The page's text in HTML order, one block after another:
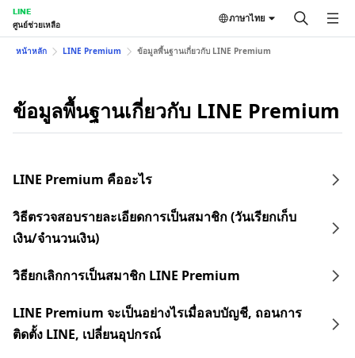
LINE
ศูนย์ช่วยเหลือ
ภาษาไทย
หน้าหลัก LINE Premium ข้อมูลพื้นฐานเกี่ยวกับ LINE Premium
ข้อมูลพื้นฐานเกี่ยวกับ LINE Premium
LINE Premium คืออะไร
วิธีตรวจสอบรายละเอียดการเป็นสมาชิก (วันเรียกเก็บ
เงิน/จำนวนเงิน)
วิธียกเลิกการเป็นสมาชิก LINE Premium
LINE Premium จะเป็นอย่างไรเมื่อลบบัญชี, ถอนการ
ติดตั้ง LINE, เปลี่ยนอุปกรณ์